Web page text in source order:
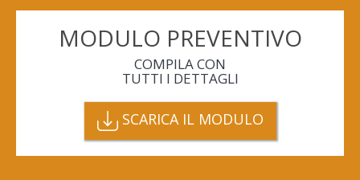
MODULO PREVENTIVO
COMPILA CON
TUTTI I DETTAGLI
SCARICA IL MODULO